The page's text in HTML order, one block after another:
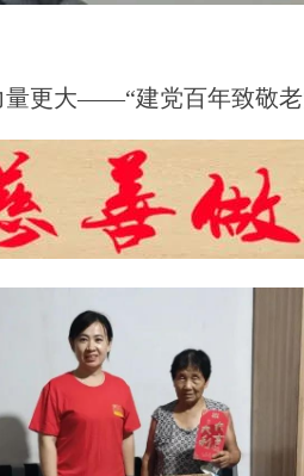
量更大——“建党百年致敬